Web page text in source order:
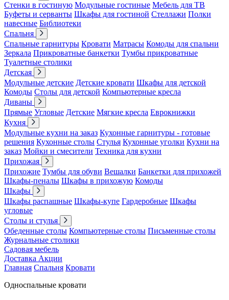
Стенки в гостиную Модульные гостиные Мебель для ТВ
Буфеты и серванты Шкафы для гостиной Стеллажи Полки
навесные Библиотеки
Спальня
Спальные гарнитуры Кровати Матрасы Комоды для спальни
Зеркала Прикроватные банкетки Тумбы прикроватные
Туалетные столики
Детская
Модульные детские Детские кровати Шкафы для детской
Комоды Столы для детской Компьютерные кресла
Диваны
Прямые Угловые Детские Мягкие кресла Еврокнижки
Кухня
Модульные кухни на заказ Кухонные гарнитуры - готовые
решения Кухонные столы Стулья Кухонные уголки Кухни на
заказ Мойки и смесители Техника для кухни
Прихожая
Прихожие Тумбы для обуви Вешалки Банкетки для прихожей
Шкафы-пеналы Шкафы в прихожую Комоды
Шкафы
Шкафы распашные Шкафы-купе Гардеробные Шкафы
угловые
Столы и стулья
Обеденные столы Компьютерные столы Письменные столы
Журнальные столики
Садовая мебель
Доставка Акции
Главная Спальня Кровати
Односпальные кровати